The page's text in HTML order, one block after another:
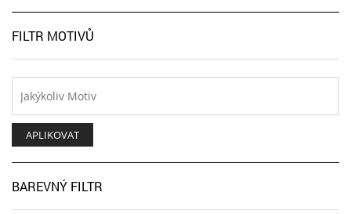
FILTR MOTIVŮ
APLIKOVAT
BAREVNÝ FILTR